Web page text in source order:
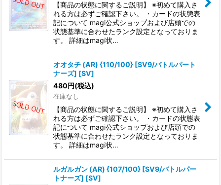
【商品の状態に関するご説明】 ※初めて購入さ
れる方は必ずご確認下さい。 ・カードの状態表
記について magi公式ショップおよび店頭での
状態基準に合わせたランク設定となっておりま
す。 詳細はmagi状…
オオタチ (AR) {110/100} [SV9/バトルパート
ナーズ] [SV]
480円(税込)
在庫なし
【商品の状態に関するご説明】 ※初めて購入さ
れる方は必ずご確認下さい。 ・カードの状態表
記について magi公式ショップおよび店頭での
状態基準に合わせたランク設定となっておりま
す。 詳細はmagi状…
ルガルガン (AR) {107/100} [SV9/バトルパー
トナーズ] [SV]